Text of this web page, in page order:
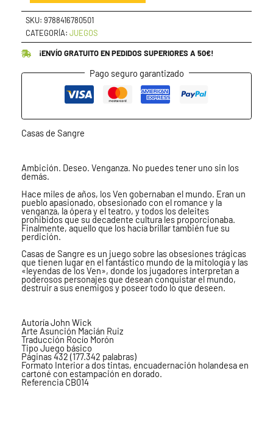
cantidad
SKU: 9788416780501
CATEGORÍA: JUEGOS
¡ENVÍO GRATUITO EN PEDIDOS SUPERIORES A 50€!
Pago seguro garantizado
Casas de Sangre
Ambición. Deseo. Venganza. No puedes tener uno sin los
demás.
Hace miles de años, los Ven gobernaban el mundo. Eran un
pueblo apasionado, obsesionado con el romance y la
venganza, la ópera y el teatro, y todos los deleites
prohibidos que su decadente cultura les proporcionaba.
Finalmente, aquello que los hacía brillar también fue su
perdición.
Casas de Sangre es un juego sobre las obsesiones trágicas
que tienen lugar en el fantástico mundo de la mitología y las
«leyendas de los Ven», donde los jugadores interpretan a
poderosos personajes que desean conquistar el mundo,
destruir a sus enemigos y poseer todo lo que deseen.
Autoría John Wick
Arte Asunción Macián Ruiz
Traducción Rocío Morón
Tipo Juego básico
Páginas 432 (177.342 palabras)
Formato Interior a dos tintas, encuadernación holandesa en
cartoné con estampación en dorado.
Referencia CB014